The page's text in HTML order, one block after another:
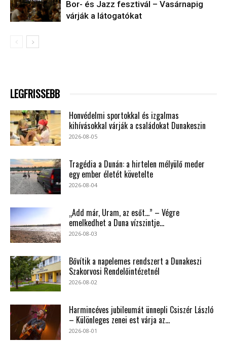
Bor- és Jazz fesztivál – Vasárnapig
várják a látogatókat
LEGFRISSEBB
Honvédelmi sportokkal és izgalmas
kihívásokkal várják a családokat Dunakeszin
2026-08-05
Tragédia a Dunán: a hirtelen mélyülő meder
egy ember életét követelte
2026-08-04
„Add már, Uram, az esőt…” – Végre
emelkedhet a Duna vízszintje...
2026-08-03
Bővítik a napelemes rendszert a Dunakeszi
Szakorvosi Rendelőintézetnél
2026-08-02
Harmincéves jubileumát ünnepli Csiszér László
– Különleges zenei est várja az...
2026-08-01